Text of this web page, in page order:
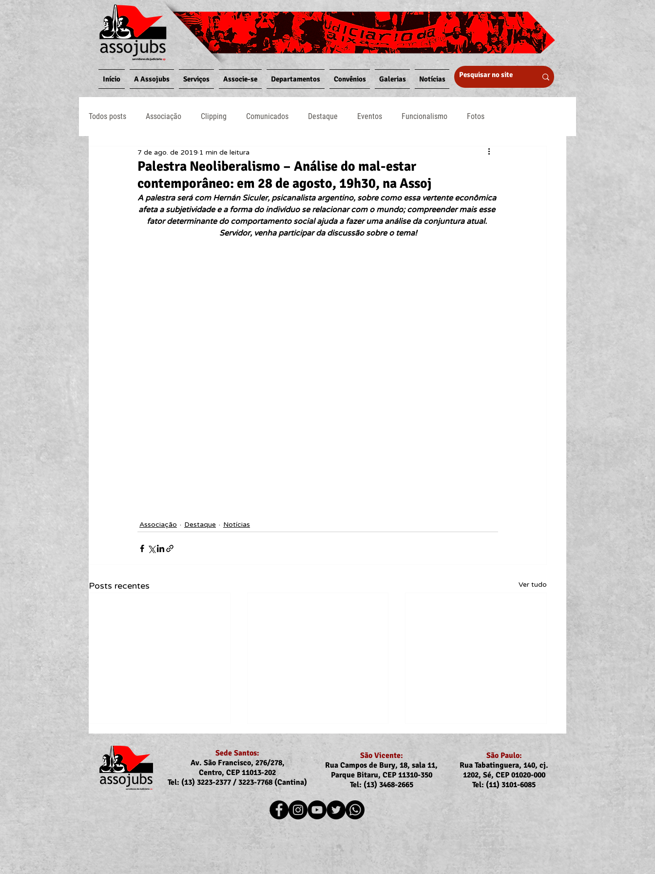
Início A Assojubs Serviços Associe-se Departamentos Convênios Galerias Notícias
Todos posts Associação Clipping Comunicados Destaque Eventos Funcionalismo Fotos
Jornal O Processo Judiciário Notícias
Palestra Neoliberalismo – Análise do mal-estar
contemporâneo: em 28 de agosto, 19h30, na Assoj
7 de ago. de 2019 1 min de leitura
A palestra será com Hernán Siculer, psicanalista argentino, sobre como essa vertente econômica
afeta a subjetividade e a forma do indivíduo se relacionar com o mundo; compreender mais esse
fator determinante do comportamento social ajuda a fazer uma análise da conjuntura atual.
Servidor, venha participar da discussão sobre o tema!
Associação Destaque Notícias
Posts recentes Ver tudo
Portaria Nº 10.855/2026
sobre a atualização da
concessão do auxílio-saúde
para servidores/as ativos/as e
Recomposição do auxílio-
saúde: Implementação dos
novos valores entra na folha
de julho (pagamento em
agosto)
Assojubs e Sintrajus nas
comarcas de Registro, Iguape,
Ubatuba, Caraguatatuba e
Sede Santos:
Av. São Francisco, 276/278,
Centro, CEP 11013-202
Tel: (13) 3223-2377 / 3223-7768 (Cantina)
São Vicente:
Rua Campos de Bury, 18, sala 11,
Parque Bitaru, CEP 11310-350
Tel: (13) 3468-2665
São Paulo:
Rua Tabatinguera, 140, cj.
1202, Sé, CEP 01020-000
Tel: (11) 3101-6085